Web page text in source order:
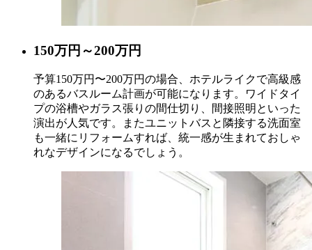
150万円 ～200万円
予算150万円〜200万円の場合、ホテルライクで高級感
のあるバスルーム計画が可能になります。ワイドタイ
プの浴槽やガラス張りの間仕切り、間接照明といった
演出が人気です。またユニットバスと隣接する洗面室
も一緒にリフォームすれば、統一感が生まれておしゃ
れなデザインになるでしょう。